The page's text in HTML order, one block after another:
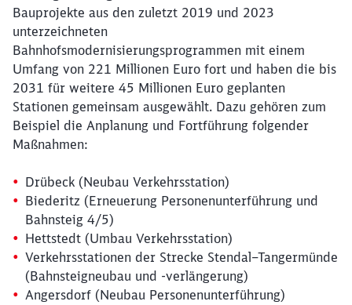
Bauprojekte aus den zuletzt 2019 und 2023
unterzeichneten
Bahnhofsmodernisierungsprogrammen mit einem
Umfang von 221 Millionen Euro fort und haben die bis
2031 für weitere 45 Millionen Euro geplanten
Stationen gemeinsam ausgewählt. Dazu gehören zum
Beispiel die Anplanung und Fortführung folgender
Maßnahmen:
Drübeck (Neubau Verkehrsstation)
Biederitz (Erneuerung Personenunterführung und
Bahnsteig 4/5)
Hettstedt (Umbau Verkehrsstation)
Verkehrsstationen der Strecke Stendal–Tangermünde
(Bahnsteigneubau und -verlängerung)
Angersdorf (Neubau Personenunterführung)
Schließen
Möchten Sie zuweitergeleitet
werden?
Abbrechen